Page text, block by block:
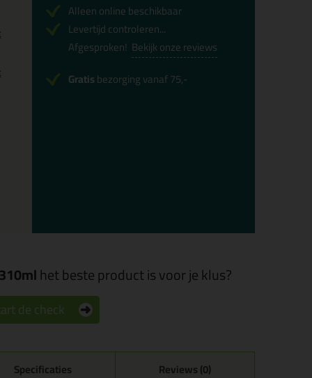
Alleen online beschikbaar
Levertijd controleren...
Afgesproken! Bekijk onze reviews
Gratisbezorging vanaf 75,-
het beste product is voor je klus?
de check
Specificaties Reviews (0)